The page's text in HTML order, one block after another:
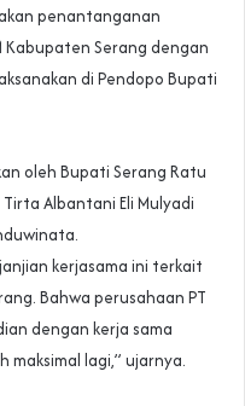
penantanganan
Kabupaten Serang dengan
di Pendopo Bupati
oleh Bupati Serang Ratu
Albantani Eli Mulyadi
kerjasama ini terkait
Bahwa perusahaan PT
dengan kerja sama
lagi,” ujarnya.